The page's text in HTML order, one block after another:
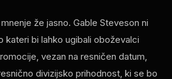
že jasno. Gable Steveson ni
kateri bi lahko ugibali oboževalci
vezan na resničen datum,
divizijsko prihodnost, ki se bo